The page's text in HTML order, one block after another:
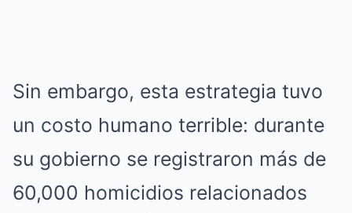
Sin embargo, esta estrategia tuvo
un costo humano terrible: durante
su gobierno se registraron más de
60,000 homicidios relacionados